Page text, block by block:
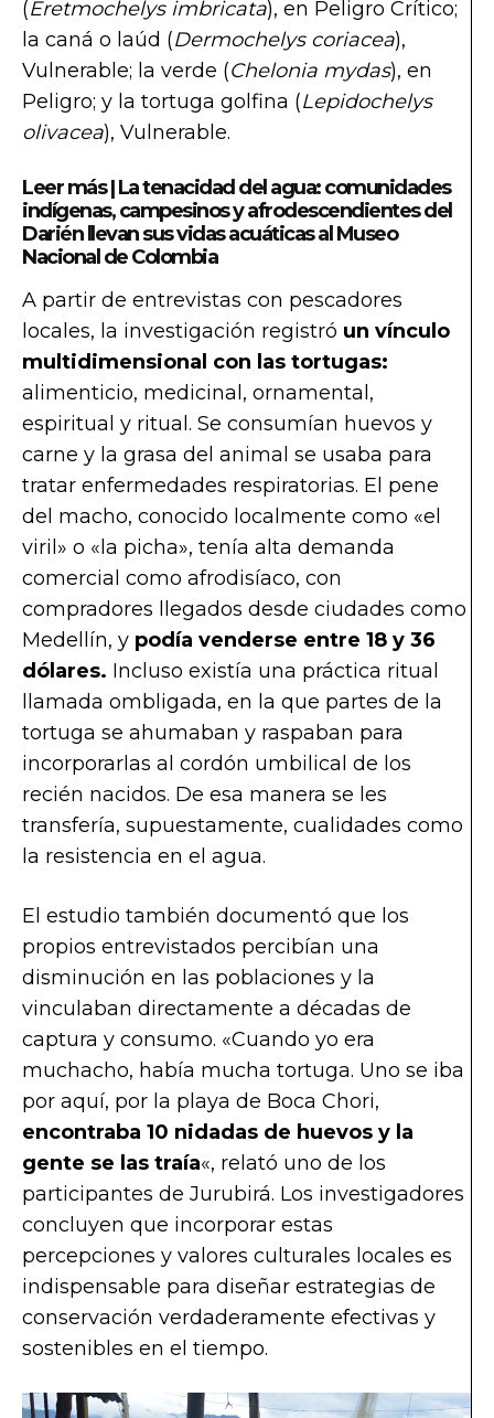
(Eretmochelys imbricata), en Peligro Crítico;
la caná o laúd (Dermochelys coriacea),
Vulnerable; la verde (Chelonia mydas), en
Peligro; y la tortuga golfina (Lepidochelys
olivacea), Vulnerable.
Leer más |La tenacidad del agua: comunidades
indígenas, campesinos y afrodescendientes del
Darién llevan sus vidas acuáticas al Museo
Nacional de Colombia
A partir de entrevistas con pescadores
locales, la investigación registró un vínculo
multidimensional con las tortugas:
alimenticio, medicinal, ornamental,
espiritual y ritual. Se consumían huevos y
carne y la grasa del animal se usaba para
tratar enfermedades respiratorias. El pene
del macho, conocido localmente como «el
viril» o «la picha», tenía alta demanda
comercial como afrodisíaco, con
compradores llegados desde ciudades como
Medellín, y podía venderse entre 18 y 36
dólares. Incluso existía una práctica ritual
llamada ombligada, en la que partes de la
tortuga se ahumaban y raspaban para
incorporarlas al cordón umbilical de los
recién nacidos. De esa manera se les
transfería, supuestamente, cualidades como
la resistencia en el agua.
El estudio también documentó que los
propios entrevistados percibían una
disminución en las poblaciones y la
vinculaban directamente a décadas de
captura y consumo. «Cuando yo era
muchacho, había mucha tortuga. Uno se iba
por aquí, por la playa de Boca Chori,
encontraba 10 nidadas de huevos y la
gente se las traía«, relató uno de los
participantes de Jurubirá. Los investigadores
concluyen que incorporar estas
percepciones y valores culturales locales es
indispensable para diseñar estrategias de
conservación verdaderamente efectivas y
sostenibles en el tiempo.